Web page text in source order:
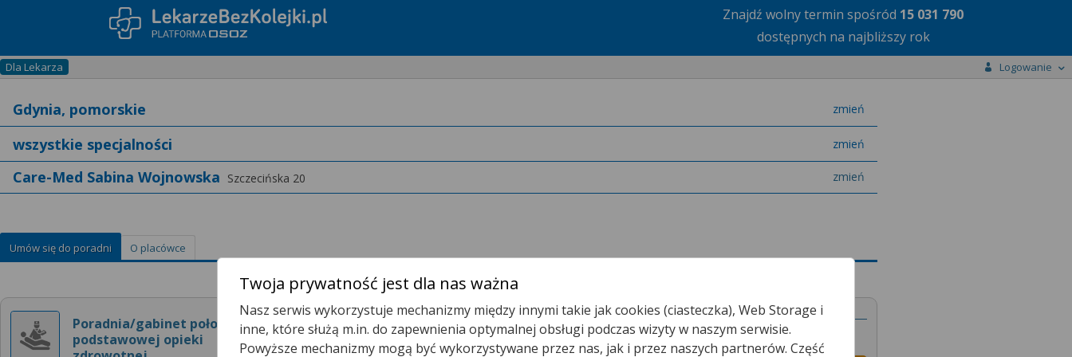
Znajdź wolny termin spośród 15 031 790
dostępnych na najbliższy rok
Dla Lekarza Logowanie
zmień
miasto
zmień
specjalizację
Care-Med Sabina Wojnowska Szczecińska 20 zmień
Umów się do poradni O placówce
Poradnia/gabinet położnej
podstawowej opieki
Poradnia/gabinet Położnej Podstawowej Opieki Zdrowotnej
Twoja prywatność jest dla nas ważna
Nasz serwis wykorzystuje mechanizmy między innymi takie jak cookies (ciasteczka), Web Storage i
inne, które służą m.in. do zapewnienia optymalnej obsługi podczas wizyty w naszym serwisie.
Powyższe mechanizmy mogą być wykorzystywane przez nas, jak i przez naszych partnerów. Część